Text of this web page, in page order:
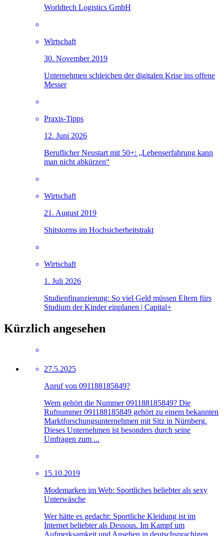
Worldtech Logistics GmbH
Wirtschaft
30. November 2019
Unternehmen schleichen der digitalen Krise ins offene
Messer
Praxis-Tipps
12. Juni 2026
Beruflicher Neustart mit 50+: „Lebenserfahrung kann
man nicht abkürzen“
Wirtschaft
21. August 2019
Shitstorms im Hochsicherheitstrakt
Wirtschaft
1. Juli 2026
Studienfinanzierung: So viel Geld müssen Eltern fürs
Studium der Kinder einplanen | Capital+
Kürzlich angesehen
27.5.2025
Anruf von 091188185849?
Wem gehört die Nummer 091188185849? Die
Rufnummer 091188185849 gehört zu einem bekannten
Marktforschungsunternehmen mit Sitz in Nürnberg.
Dieses Unternehmen ist besonders durch seine
Umfragen zum ...
15.10.2019
Modemarken im Web: Sportliches beliebter als sexy
Unterwäsche
Wer hätte es gedacht: Sportliche Kleidung ist im
Internet beliebter als Dessous. Im Kampf um
Aufmerksamkeit und Ansehen in deutschsprachigen